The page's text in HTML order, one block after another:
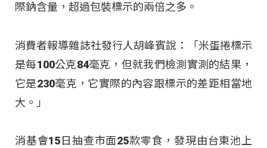
際鈉含量，超過包裝標示的兩倍之多。
消費者報導雜誌社發行人胡峰賓說：「米蛋捲標示
是每100公克84毫克，但就我們檢測實測的結果，
它是230毫克，它實際的內容跟標示的差距相當地
大。」
消基會15日抽查市面25款零食，發現由台東池上